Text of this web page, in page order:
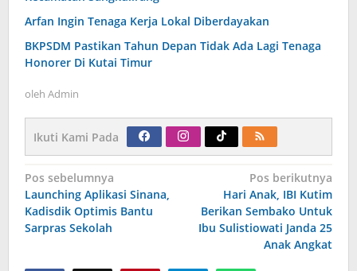
Arfan Ingin Tenaga Kerja Lokal Diberdayakan
BKPSDM Pastikan Tahun Depan Tidak Ada Lagi Tenaga
Honorer Di Kutai Timur
oleh Admin
Ikuti Kami Pada
Navigasi
pos
Pos sebelumnya
Launching Aplikasi Sinana,
Kadisdik Optimis Bantu
Sarpras Sekolah
Pos berikutnya
Hari Anak, IBI Kutim
Berikan Sembako Untuk
Ibu Sulistiowati Janda 25
Anak Angkat